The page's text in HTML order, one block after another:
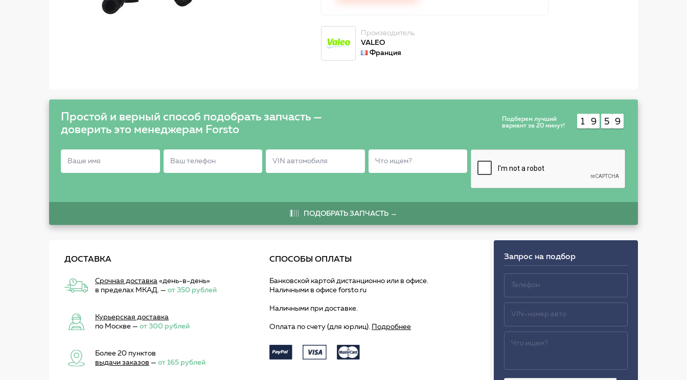
Производитель
VALEO
Франция
Простой и верный способ подобрать запчасть —
доверить это менеджерам Forsto
Подберем лучший
вариант за 20 минут!
1 9 : 5 9
ПОДОБРАТЬ ЗАПЧАСТЬ →
ДОСТАВКА
Срочная доставка «день-в-день»
в пределах МКАД. — от 350 рублей
Курьерская доставка
по Москве — от 300 рублей
Более 20 пунктов
выдачи заказов — от 165 рублей
СПОСОБЫ ОПЛАТЫ
Банковской картой дистанционно или в офисе.
Наличными в офисе forsto.ru
Наличными при доставке.
Оплата по счету (для юрлиц). Подробнее
Запрос на подбор